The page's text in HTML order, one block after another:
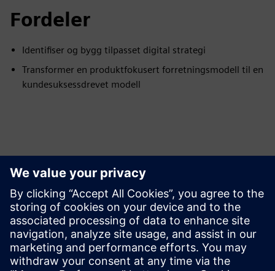
Fordeler
Identifiser og bygg tilpasset digital strategi
Transformer en produktfokusert forretningsmodell til en
kundesuksessdrevet modell
Utforsk ressurser og
relaterte produkter
Forutsetninger
ingen